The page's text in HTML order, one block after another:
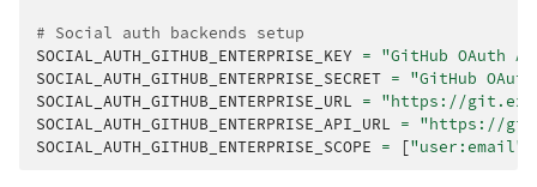
# Social auth backends setup
SOCIAL_AUTH_GITHUB_ENTERPRISE_KEY = "GitHub OAuth
SOCIAL_AUTH_GITHUB_ENTERPRISE_SECRET = "GitHub
SOCIAL_AUTH_GITHUB_ENTERPRISE_URL = "https://
SOCIAL_AUTH_GITHUB_ENTERPRISE_API_URL = "https://
SOCIAL_AUTH_GITHUB_ENTERPRISE_SCOPE = ["user:email"